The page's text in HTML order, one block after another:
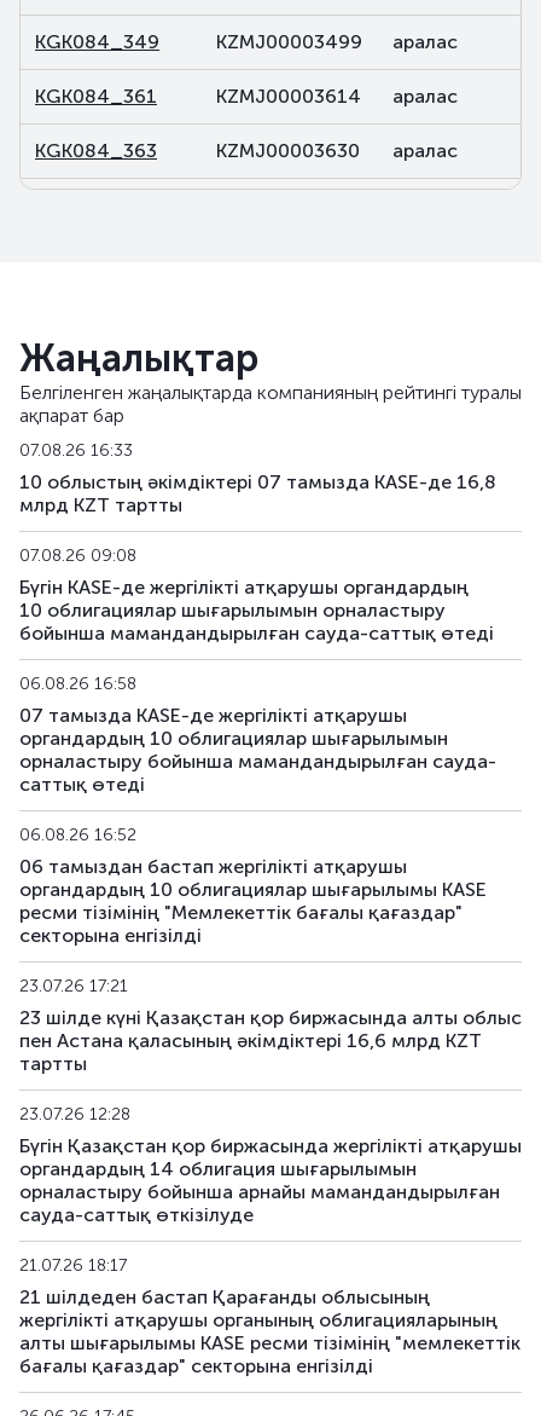
KGK084_349 KZMJ00003499 аралас
KGK084_361 KZMJ00003614 аралас
KGK084_363 KZMJ00003630 аралас
KGK117_087 KZMF00000879
KGK119_004
KGK119_080 KZMF00000804 аралас
KGK120_242 KZMJ00002426 аралас
KGK120_243 KZMJ00002434 аралас
KGK120_244 KZMJ00002442 аралас
KGK120_269
KGK120_285 KZMJ00002855 аралас
KGK120_305 KZMJ00003051 аралас
KGK120_307 KZMJ00003077 аралас
KGK120_347 KZMJ00003473 аралас
KGK120_350 KZMJ00003507 аралас
KGK120_362
KGK120_366 KZMJ00003663 аралас
KGK120_375 KZMJ00003754 аралас
KGK131_030 KZMF00000309 аралас
KGK143_053 KZMF00000531 аралас
Жаңалықтар
Белгіленген жаңалықтарда компанияның рейтингі туралы
ақпарат бар
07.08.26 16:33
10 облыстың әкімдіктері 07 тамызда KASE-де 16,8
млрд KZT тартты
07.08.26 09:08
Бүгін KASE-де жергілікті атқарушы органдардың
10 облигациялар шығарылымын орналастыру
бойынша мамандандырылған сауда-саттық өтеді
06.08.26 16:58
07 тамызда KASE-де жергілікті атқарушы
органдардың 10 облигациялар шығарылымын
орналастыру бойынша мамандандырылған сауда-
саттық өтеді
06.08.26 16:52
06 тамыздан бастап жергілікті атқарушы
органдардың 10 облигациялар шығарылымы KASE
ресми тізімінің "Мемлекеттік бағалы қағаздар"
секторына енгізілді
23.07.26 17:21
23 шілде күні Қазақстан қор биржасында алты облыс
пен Астана қаласының әкімдіктері 16,6 млрд KZT
тартты
23.07.26 12:28
Бүгін Қазақстан қор биржасында жергілікті атқарушы
органдардың 14 облигация шығарылымын
орналастыру бойынша арнайы мамандандырылған
сауда-саттық өткізілуде
21.07.26 18:17
21 шілдеден бастап Қарағанды облысының
жергілікті атқарушы органының облигацияларының
алты шығарылымы KASE ресми тізімінің "мемлекеттік
бағалы қағаздар" секторына енгізілді